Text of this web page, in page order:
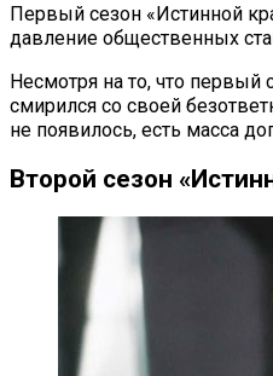
Первый сезон «Истинной
давление общественных
Несмотря на то, что
смирился со своей
не появилось, есть масса
Второй сезон